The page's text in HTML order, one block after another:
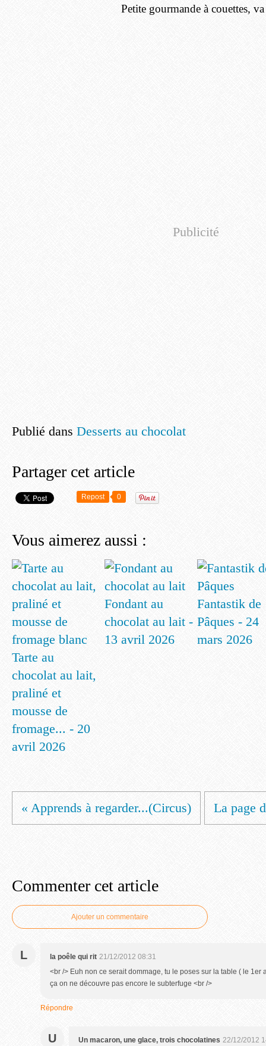
Petite gourmande à couettes,
Publicité
Publié dans Desserts au chocolat
Partager cet article
Repost 0
Vous aimerez aussi :
Tarte au
chocolat au lait,
praliné et
mousse de
fromage... - 20
avril 2026
Fondant au
chocolat au lait -
13 avril 2026
Fantastik de
Pâques - 24
mars 2026
« Apprends à regarder...(Circus) La page
Commenter cet article
Ajouter un commentaire
L la poêle qui rit 21/12/2012 08:31
<br /> Euh non ce serait dommage, tu le poses sur la table ( le 1er
ça on ne découvre pas encore le subterfuge <br />
Répondre
U Un macaron, une glace, trois chocolatines 22/12/2012